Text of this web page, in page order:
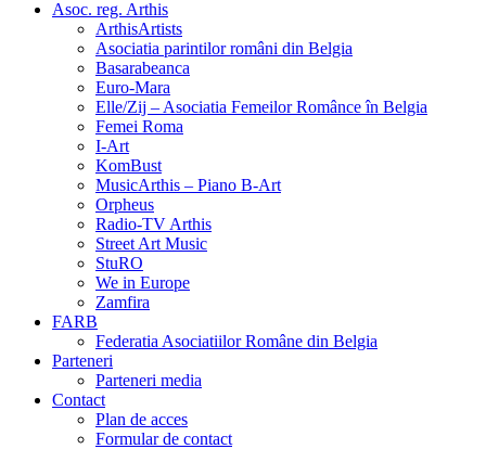
Asoc. reg. Arthis
ArthisArtists
Asociatia parintilor români din Belgia
Basarabeanca
Euro-Mara
Elle/Zij – Asociatia Femeilor Românce în Belgia
Femei Roma
I-Art
KomBust
MusicArthis – Piano B-Art
Orpheus
Radio-TV Arthis
Street Art Music
StuRO
We in Europe
Zamfira
FARB
Federatia Asociatiilor Române din Belgia
Parteneri
Parteneri media
Contact
Plan de acces
Formular de contact